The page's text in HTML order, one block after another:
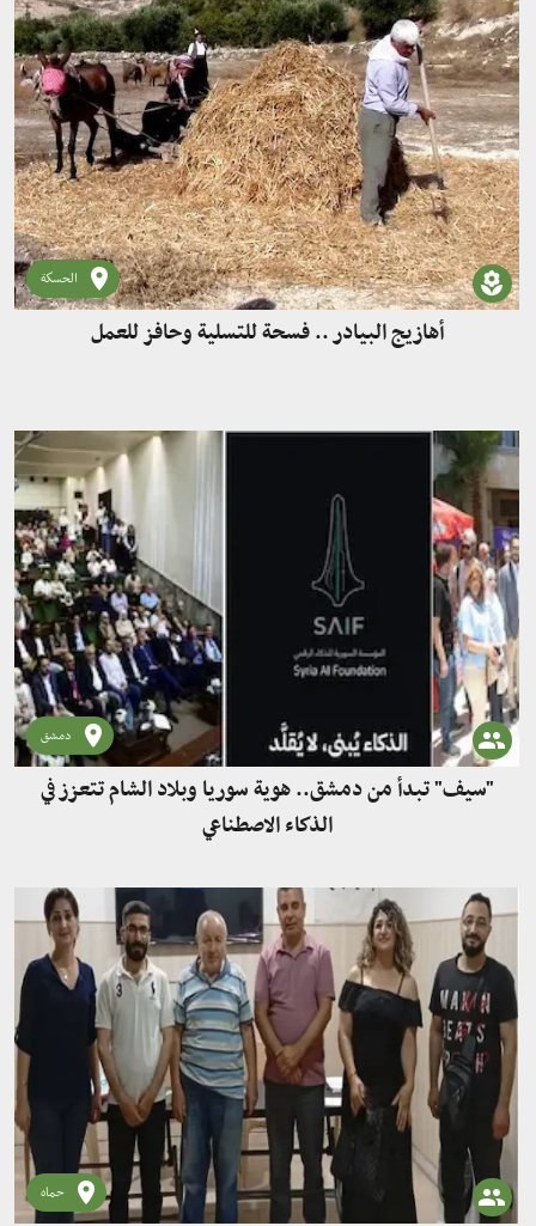
الحسكة
أهازيج البيادر .. فسحة للتسلية وحافز للعمل
دمشق
"سيف" تبدأ من دمشق.. هوية سوريا وبلاد الشام تتعزز في
الذكاء الاصطناعي
حماه